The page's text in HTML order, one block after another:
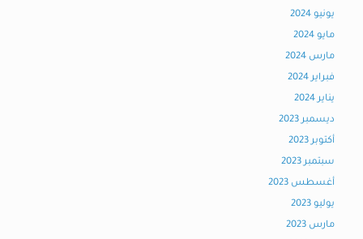
يونيو 2024
مايو 2024
مارس 2024
فبراير 2024
يناير 2024
ديسمبر 2023
أكتوبر 2023
سبتمبر 2023
أغسطس 2023
يوليو 2023
مارس 2023